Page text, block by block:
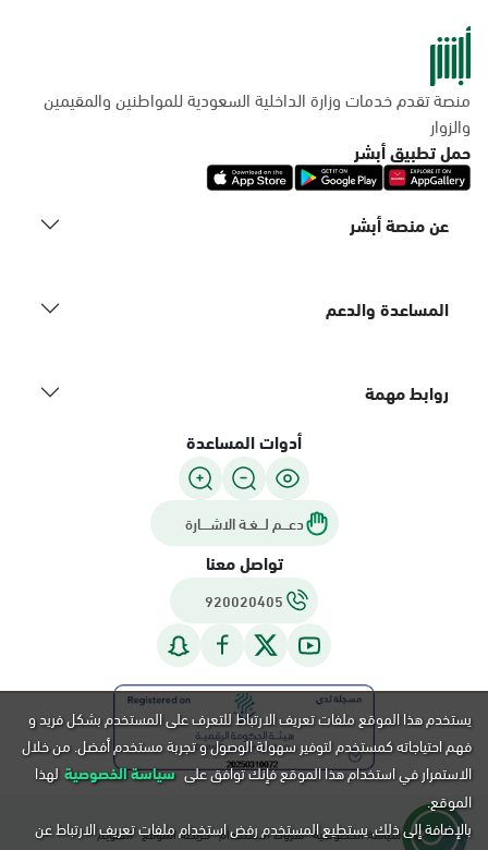
منصة تقدم خدمات وزارة الداخلية السعودية للمواطنين والمقيمين
والزوار
حمل تطبيق أبشر
عن منصة أبشر
المساعدة والدعم
روابط مهمة
أدوات المساعدة
دعـــم لـــغـة الاشــــارة
تواصل معنا
920020405
سياسة الخصوصية شروط الاستخدام خريطة الموقع التقويم
يستخدم هذا الموقع ملفات تعريف الارتباط للتعرف على المستخدم بشكل فريد و
فهم احتياجاته كمستخدم لتوفير سهولة الوصول و تجربة مستخدم أفضل. من خلال
الاستمرار في استخدام هذا الموقع فإنك توافق على سياسة الخصوصية لهذا
الموقع.
بالإضافة إلى ذلك, يستطيع المستخدم رفض استخدام ملفات تعريف الارتباط عن